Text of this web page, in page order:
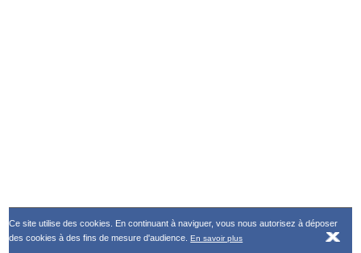
Ce site utilise des cookies. En continuant à naviguer, vous nous autorisez à déposer
des cookies à des fins de mesure d'audience.En savoir plus